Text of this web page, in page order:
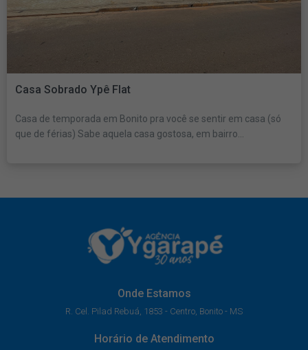
Casa Sobrado Ypê Flat
Casa de temporada em Bonito pra você se sentir em casa (só
que de férias) Sabe aquela casa gostosa, em bairro...
Onde Estamos
R. Cel. Pilad Rebuá, 1853 - Centro, Bonito - MS
Horário de Atendimento